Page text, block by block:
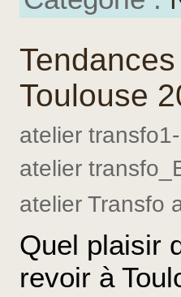
Toulouse
atelier
atelier
atelier Transfo
Quel plaisir
revoir à